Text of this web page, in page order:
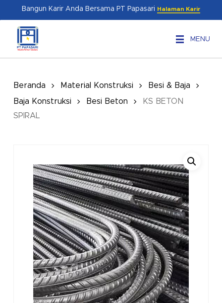
content
Bangun Karir Anda Bersama PT Papasari Halaman Karir
MENU
Beranda Material Konstruksi
Besi & Baja
Baja Konstruksi
Besi Beton
KS BETON
SPIRAL
Menu